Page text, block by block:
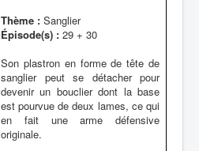
Thème : Sanglier
Épisode(s) : 29 + 30
Son plastron en forme de tête de
sanglier peut se détacher pour
devenir un bouclier dont la base
est pourvue de deux lames, ce qui
en fait une arme défensive
originale.